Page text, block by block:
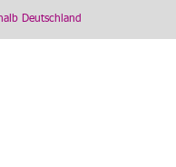
Deutschland